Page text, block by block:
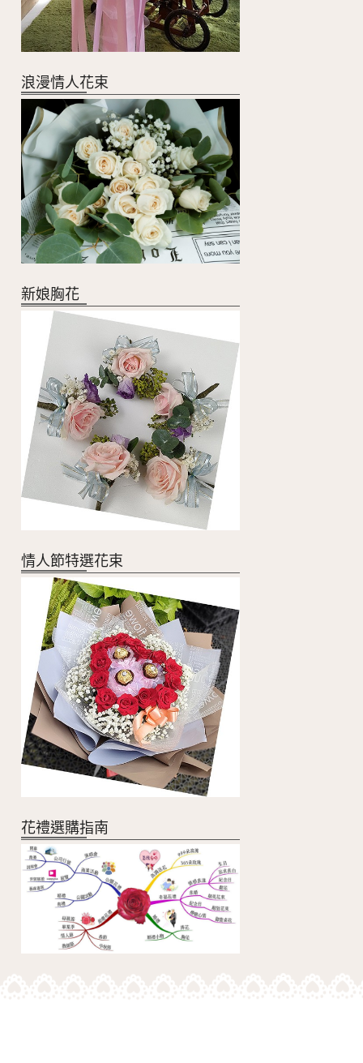
浪漫情人花束
新娘胸花
情人節特選花束
花禮選購指南